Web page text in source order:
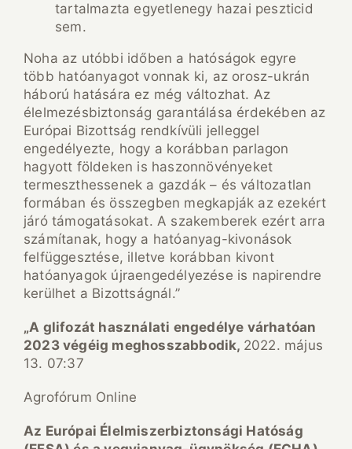
tartalmazta egyetlenegy hazai peszticid
sem.
Noha az utóbbi időben a hatóságok egyre
több hatóanyagot vonnak ki, az orosz-ukrán
háború hatására ez még változhat. Az
élelmezésbiztonság garantálása érdekében az
Európai Bizottság rendkívüli jelleggel
engedélyezte, hogy a korábban parlagon
hagyott földeken is haszonnövényeket
termeszthessenek a gazdák – és változatlan
formában és összegben megkapják az ezekért
járó támogatásokat. A szakemberek ezért arra
számítanak, hogy a hatóanyag-kivonások
felfüggesztése, illetve korábban kivont
hatóanyagok újraengedélyezése is napirendre
kerülhet a Bizottságnál.”
„A glifozát használati engedélye várhatóan
2023 végéig meghosszabbodik, 2022. május
13. 07:37
Agrofórum Online
Az Európai Élelmiszerbiztonsági Hatóság